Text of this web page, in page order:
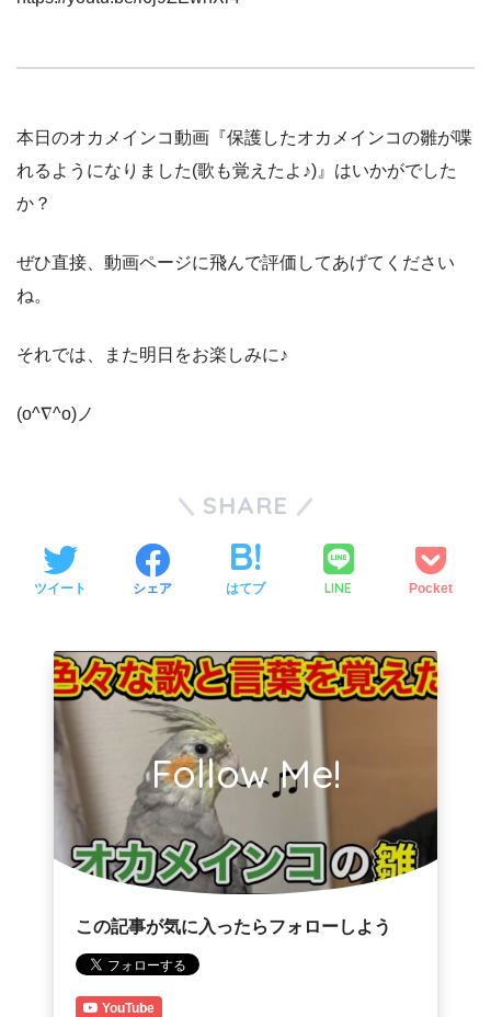
本日のオカメインコ動画『保護したオカメインコの雛が喋
れるようになりました(歌も覚えたよ♪)』はいかがでした
か？
ぜひ直接、動画ページに飛んで評価してあげてください
ね。
それでは、また明日をお楽しみに♪
(o^∇^o)ノ
SHARE
ツイート シェア はてブ LINE Pocket
Follow Me!
この記事が気に入ったらフォローしよう
YouTube